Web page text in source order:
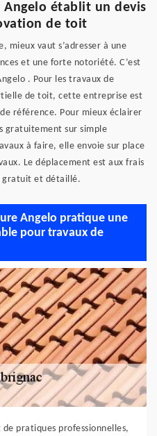
Angelo établit un devis
de toit
mieux vaut s’adresser à une
et une forte notoriété. C’est
. Pour les travaux de
de toit, cette entreprise est
référence. Pour mieux éclairer
gratuitement sur simple
à faire, elle envoie sur place
Le déplacement est aux frais
gratuit et détaillé.
Angelo pratique une
pour travaux de
de pratiques professionnelles,